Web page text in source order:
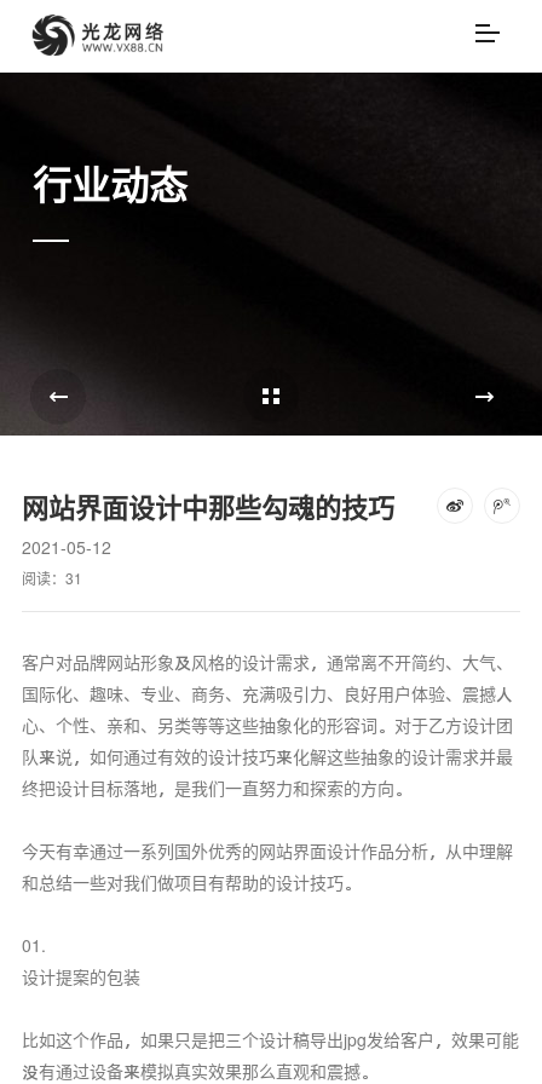
行业动态
网站界面设计中那些勾魂的技巧
2021-05-12
阅读： 31
客户对品牌网站形象及风格的设计需求，通常离不开简约、大气、
国际化、趣味、专业、商务、充满吸引力、良好用户体验、震撼人
心、个性、亲和、另类等等这些抽象化的形容词。对于乙方设计团
队来说，如何通过有效的设计技巧来化解这些抽象的设计需求并最
终把设计目标落地，是我们一直努力和探索的方向。
今天有幸通过一系列国外优秀的网站界面设计作品分析，从中理解
和总结一些对我们做项目有帮助的设计技巧。
01.
设计提案的包装
比如这个作品，如果只是把三个设计稿导出jpg发给客户，效果可能
没有通过设备来模拟真实效果那么直观和震撼。